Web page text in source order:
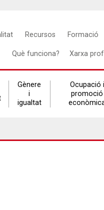
Recursos Formació
Què funciona? Xarxa
Gènere
i
igualtat
Ocupació i
promoció